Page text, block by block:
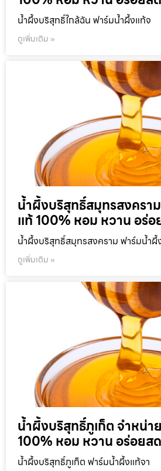
น้ำผึ้งบริสุทธิ์ใกล้ฉัน ฟาร์มน้ำผึ้งแท้จ
ดูเพิ่มเติม »
น้ำผึ้งบริสุทธิ์สมุทรสงครา
แท้ 100% หอม หวาน อร่
น้ำผึ้งบริสุทธิ์สมุทรสงคราม ฟาร์มน้ำผึ้
ดูเพิ่มเติม »
น้ำผึ้งบริสุทธิ์ภูเก็ต จำหน่
100% หอม หวาน อร่อยส
น้ำผึ้งบริสุทธิ์ภูเก็ต ฟาร์มน้ำผึ้งแท้จา